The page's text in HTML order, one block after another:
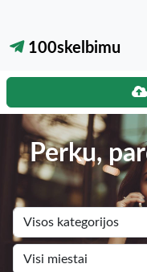
100skelbimu
Perku,